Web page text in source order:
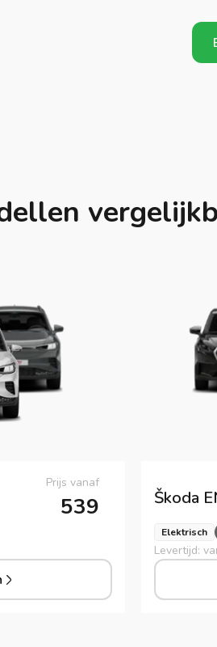
Prijs vanaf
539 Škoda
Elektrisch
Levertijd: